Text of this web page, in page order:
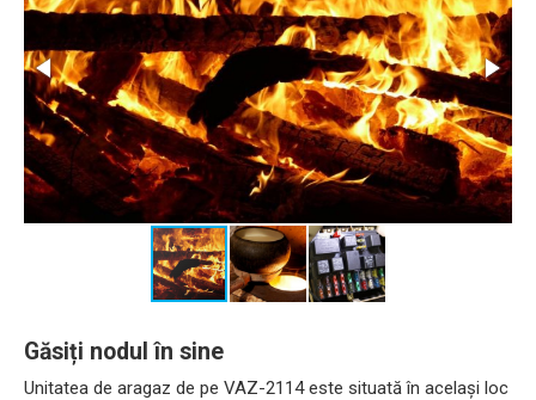
Găsiți nodul în sine
Unitatea de aragaz de pe VAZ-2114 este situată în același loc